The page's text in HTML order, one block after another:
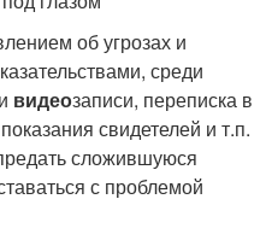
об угрозах и
среди
видеозаписи, переписка в
свидетелей и т.п.
сложившуюся
с проблемой